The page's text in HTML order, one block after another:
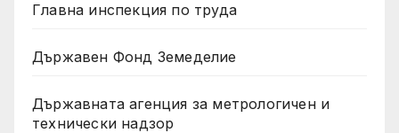
Главна инспекция по труда
Държавен Фонд Земеделие
Държавната агенция за метрологичен и
технически надзор